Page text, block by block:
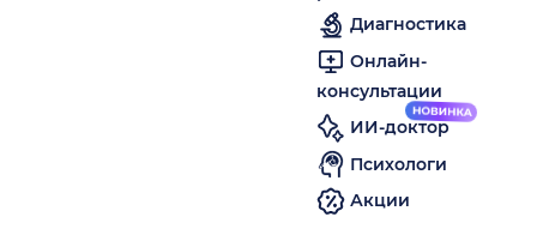
Диагностика
Онлайн-
консультации
ИИ-доктор
Психологи
Акции